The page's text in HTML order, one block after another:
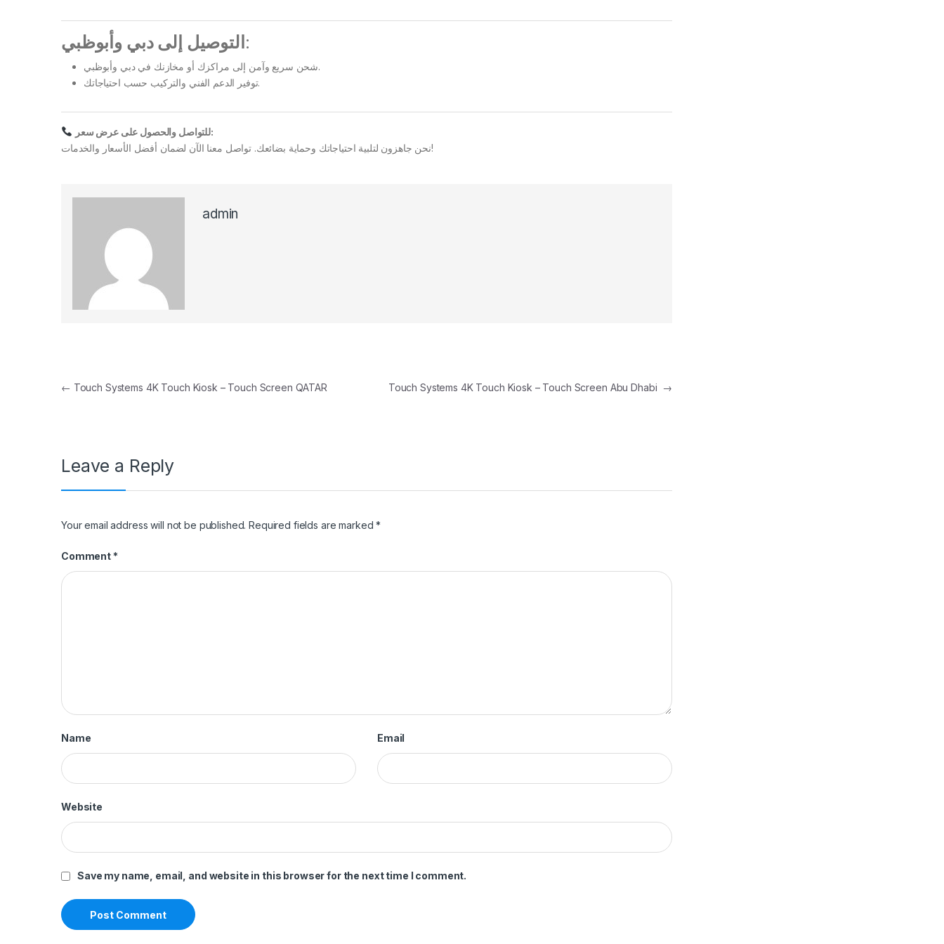
التوصيل إلى دبي وأبوظبي :
شحن سريع وآمن إلى مراكزك أو مخازنك في دبي وأبوظبي.
توفير الدعم الفني والتركيب حسب احتياجاتك.
للتواصل والحصول على عرض سعر:
نحن جاهزون لتلبية احتياجاتك وحماية بضائعك. تواصل معنا الآن لضمان أفضل الأسعار والخدمات!
admin
Post navigation
← Touch Systems 4K Touch Kiosk – Touch Screen QATAR Touch Systems 4K Touch Kiosk – Touch Screen Abu Dhabi →
Leave a Reply
Your email address will not be published. Required fields are marked*
Comment *
Name Email
Website
Save my name, email, and website in this browser for the next time I comment.